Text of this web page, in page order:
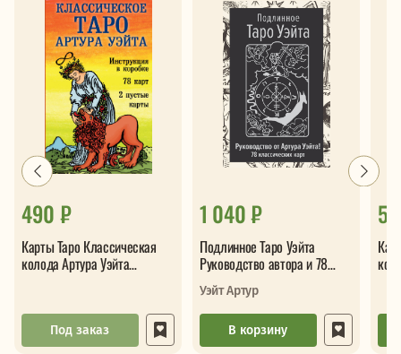
490 ₽
Карты Таро Классическая
колода Артура Уэйта
Под заказ
1 040 ₽
Подлинное Таро Уэйта
Руководство автора и 78
классических карт
Уэйт Артур
В корзину